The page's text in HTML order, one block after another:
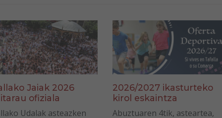
Jaiak 2026
ofiziala
Udalak asteazken
2026/2027 ikasturteko
kirol eskaintza
Abuztuaren 4tik, asteartea,